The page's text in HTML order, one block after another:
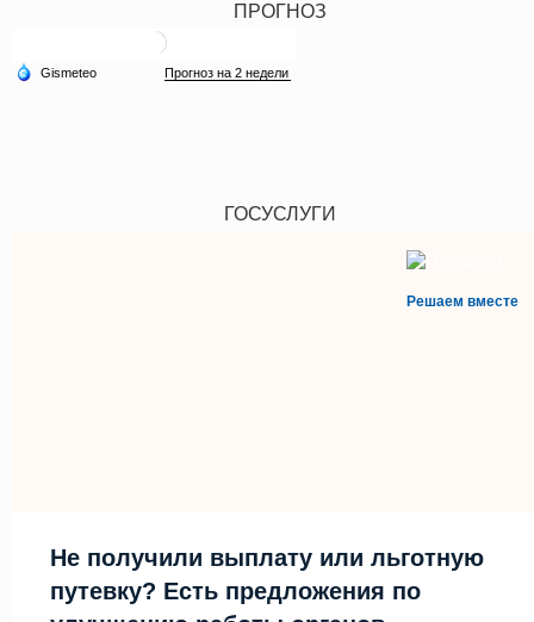
ПРОГНОЗ
ГОСУСЛУГИ
Решаем вместе
Не получили выплату или льготную
путевку? Есть предложения по